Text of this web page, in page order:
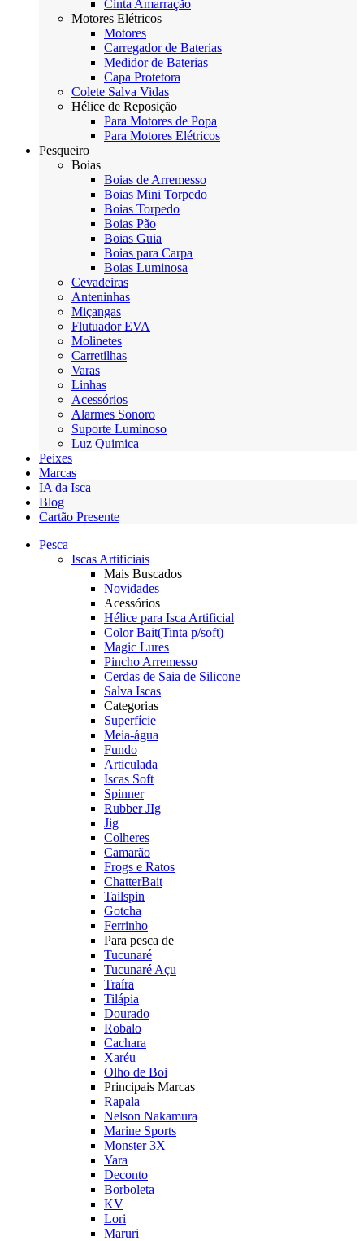
Cinta Amarração
Motores Elétricos
Motores
Carregador de Baterias
Medidor de Baterias
Capa Protetora
Colete Salva Vidas
Hélice de Reposição
Para Motores de Popa
Para Motores Elétricos
Pesqueiro
Boias
Boias de Arremesso
Boias Mini Torpedo
Boias Torpedo
Boias Pão
Boias Guia
Boias para Carpa
Boias Luminosa
Cevadeiras
Anteninhas
Miçangas
Flutuador EVA
Molinetes
Carretilhas
Varas
Linhas
Acessórios
Alarmes Sonoro
Suporte Luminoso
Luz Quimica
Peixes
Marcas
IA da Isca
Blog
Cartão Presente
Pesca
Iscas Artificiais
Mais Buscados
Novidades
Acessórios
Hélice para Isca Artificial
Color Bait(Tinta p/soft)
Magic Lures
Pincho Arremesso
Cerdas de Saia de Silicone
Salva Iscas
Categorias
Superfície
Meia-água
Fundo
Articulada
Iscas Soft
Spinner
Rubber JIg
Jig
Colheres
Camarão
Frogs e Ratos
ChatterBait
Tailspin
Gotcha
Ferrinho
Para pesca de
Tucunaré
Tucunaré Açu
Traíra
Tilápia
Dourado
Robalo
Cachara
Xaréu
Olho de Boi
Principais Marcas
Rapala
Nelson Nakamura
Marine Sports
Monster 3X
Yara
Deconto
Borboleta
KV
Lori
Maruri